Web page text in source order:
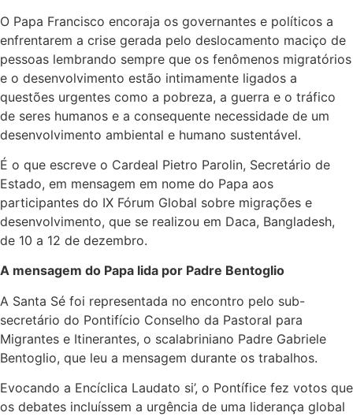
O Papa Francisco encoraja os governantes e políticos a
enfrentarem a crise gerada pelo deslocamento maciço de
pessoas lembrando sempre que os fenômenos migratórios
e o desenvolvimento estão intimamente ligados a
questões urgentes como a pobreza, a guerra e o tráfico
de seres humanos e a consequente necessidade de um
desenvolvimento ambiental e humano sustentável.
É o que escreve o Cardeal Pietro Parolin, Secretário de
Estado, em mensagem em nome do Papa aos
participantes do IX Fórum Global sobre migrações e
desenvolvimento, que se realizou em Daca, Bangladesh,
de 10 a 12 de dezembro.
A mensagem do Papa lida por Padre Bentoglio
A Santa Sé foi representada no encontro pelo sub-
secretário do Pontifício Conselho da Pastoral para
Migrantes e Itinerantes, o scalabriniano Padre Gabriele
Bentoglio, que leu a mensagem durante os trabalhos.
Evocando a Encíclica Laudato si’, o Pontífice fez votos que
os debates incluíssem a urgência de uma liderança global